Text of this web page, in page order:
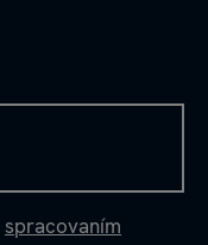
spracovaním